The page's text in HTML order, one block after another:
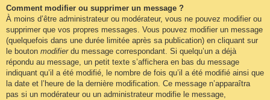
Comment modifier ou supprimer un message ?
À moins d’être administrateur ou modérateur, vous ne pouvez modifier ou
supprimer que vos propres messages. Vous pouvez modifier un message
(quelquefois dans une durée limitée après sa publication) en cliquant sur
le bouton modifierdu message correspondant. Si quelqu’un a déjà
répondu au message, un petit texte s’affichera en bas du message
indiquant qu’il a été modifié, le nombre de fois qu’il a été modifié ainsi que
la date et l’heure de la dernière modification. Ce message n’apparaîtra
pas si un modérateur ou un administrateur modifie le message,